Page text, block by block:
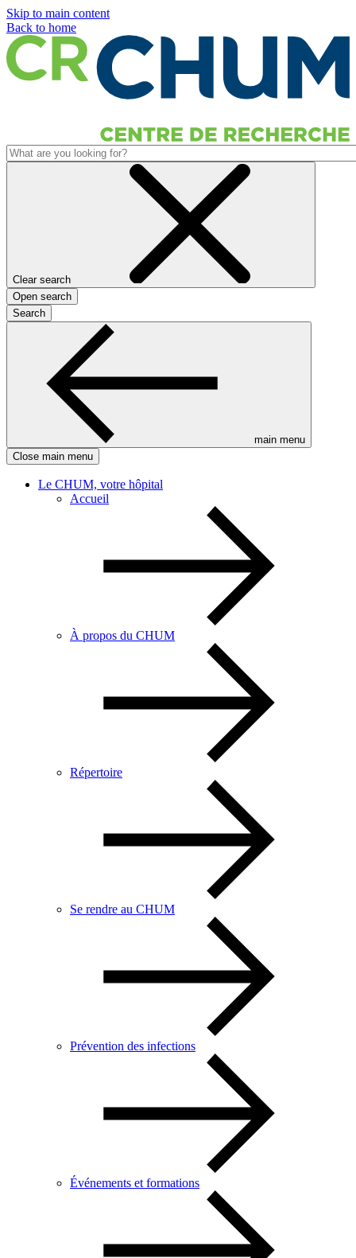
Skip to main content
Back to home
Clear search
Open search
Search
main menu
Close main menu
Le CHUM, votre hôpital
Accueil
À propos du CHUM
Répertoire
Se rendre au CHUM
Prévention des infections
Événements et formations